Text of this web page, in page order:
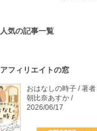
人気の記事一覧
アフィリエイトの窓
おはなしの時子 / 著者
朝比奈あすか /
2026/06/17